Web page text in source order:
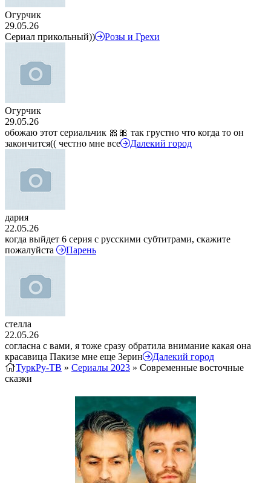
Огурчик
29.05.26
Сериал прикольный))
Розы и Грехи
Огурчик
29.05.26
обожаю этот сериальчик 🎀🎀 так грустно что когда то он
закончится(( честно мне все
Далекий город
дария
22.05.26
когда выйдет 6 серия с русскими субтитрами, скажите
пожалуйста
Парень
стелла
22.05.26
согласна с вами, я тоже сразу обратила внимание какая она
красавица Пакизе мне еще Зерин
Далекий город
ТуркРу-ТВ » Сериалы 2023 » Современные восточные
сказки